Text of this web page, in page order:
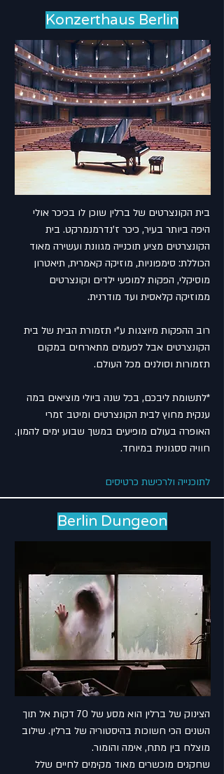
Konzerthaus Berlin
בית הקונצרטים של ברלין שוכן לו בכיכר אולי
היפה ביותר בעיר, כיכר ז'נדרמנמרקט. בית
הקונצרטים מציע תוכנייה מגוונת ועשירה מאוד
הכוללת: סימפוניות, מוזיקה קאמרית, תיאטרון
מוסיקלי, הפקות למופעי ילדים וקונצרטים
ממוזיקה קלאסית ועד מודרנית.
רוב ההפקות מיוצגות ע"י תזמורת הבית של בית
הקונצרטים אבל לפעמים מתארחים במקום
תזמורות וסולנים מכל העולם.
*לתשומת ליבכם, בכל שנה ביולי מוציאים במה
ענקית מחוץ לבית הקונצרטים ומיטב זמרי
האופרה בעולם מופיעים במשך שבוע ימים להמון.
חוויה ססגונית במיוחד.
לתוכנייה ולרכישת כרטיסים
Berlin Dungeon
הצינוק של ברלין הוא מסע של 70 דקות אל תוך
השנים הכי חשוכות בהיסטוריה של ברלין. שילוב
מוצלח בין מתח, אימה והומור.
שחקנים מוכשרים מאוד מקימים לחיים שלל